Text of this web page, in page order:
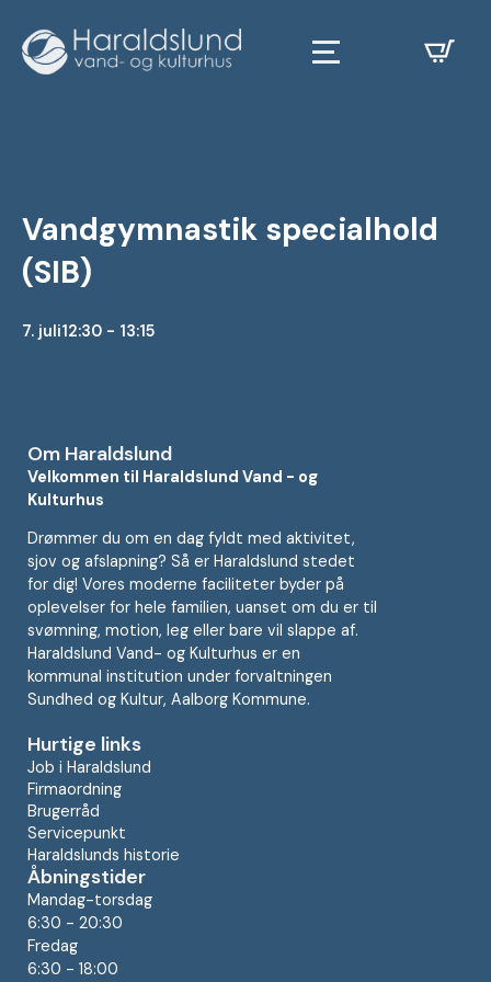
Vandgymnastik specialhold
(SIB)
7. juli12:30 - 13:15
Om Haraldslund
Velkommen til Haraldslund Vand - og
Kulturhus
Drømmer du om en dag fyldt med aktivitet,
sjov og afslapning? Så er Haraldslund stedet
for dig! Vores moderne faciliteter byder på
oplevelser for hele familien, uanset om du er til
svømning, motion, leg eller bare vil slappe af.
Haraldslund Vand- og Kulturhus er en
kommunal institution under forvaltningen
Sundhed og Kultur, Aalborg Kommune.
Hurtige links
Job i Haraldslund
Firmaordning
Brugerråd
Servicepunkt
Haraldslunds historie
Åbningstider
Mandag-torsdag
6:30 - 20:30
Fredag
6:30 - 18:00